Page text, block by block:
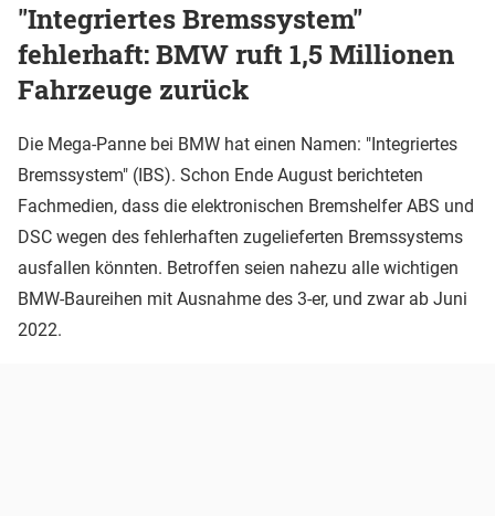
"Integriertes Bremssystem"
fehlerhaft: BMW ruft 1,5 Millionen
Fahrzeuge zurück
Die Mega-Panne bei BMW hat einen Namen: "Integriertes
Bremssystem" (IBS). Schon Ende August berichteten
Fachmedien, dass die elektronischen Bremshelfer ABS und
DSC wegen des fehlerhaften zugelieferten Bremssystems
ausfallen könnten. Betroffen seien nahezu alle wichtigen
BMW-Baureihen mit Ausnahme des 3-er, und zwar ab Juni
2022.